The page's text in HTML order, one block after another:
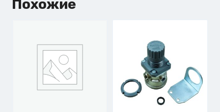
Похожие